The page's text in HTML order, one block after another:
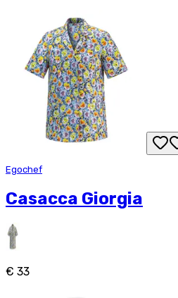
Egochef
Casacca Giorgia
€ 33